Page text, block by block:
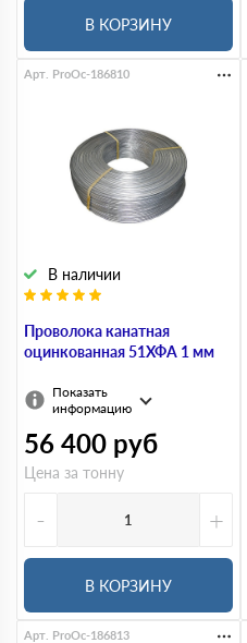
В КОРЗИНУ
Проволока канатная
оцинкованная 51ХФА 1 мм
В наличии
Арт. ProOc-186810
Показать
информацию
56 400 руб
Цена за тонну
- +
В КОРЗИНУ
Арт. ProOc-186813